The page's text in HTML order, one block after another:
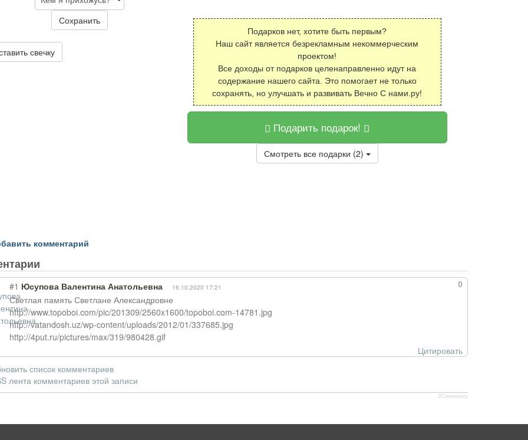
Сохранить
свечку
Подарков нет, хотите быть первым?
Наш сайт является безрекламным некоммерческим
проектом!
Все доходы от подарков целенаправленно идут на
содержание нашего сайта. Это помогает не только
сохранять, но улучшать и развивать Вечно С нами.ру!
Подарить подарок!
Смотреть все подарки (2)
комментарий
0
#1 Юсупова Валентина Анатольевна 16.10.2020 17:21
Светлая память Светлане Александровне
http://www.topoboi.com/pic/201309/2560x1600/topoboi.com-14781.jpg
http://vatandosh.uz/wp-content/uploads/2012/01/337685.jpg
http://4put.ru/pictures/max/319/980428.gif
Цитировать
список комментариев
лента комментариев этой записи
JComments